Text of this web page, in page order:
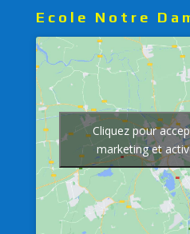
Ecole Notre
Cliquez pour
marketing et